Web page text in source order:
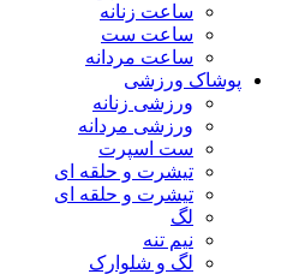
ساعت زنانه
ساعت ست
ساعت مردانه
پوشاک ورزشی
ورزشی زنانه
ورزشی مردانه
ست اسپرت
تیشرت و حلقه ای
تیشرت و حلقه ای
لگ
نیم تنه
لگ و شلوارک